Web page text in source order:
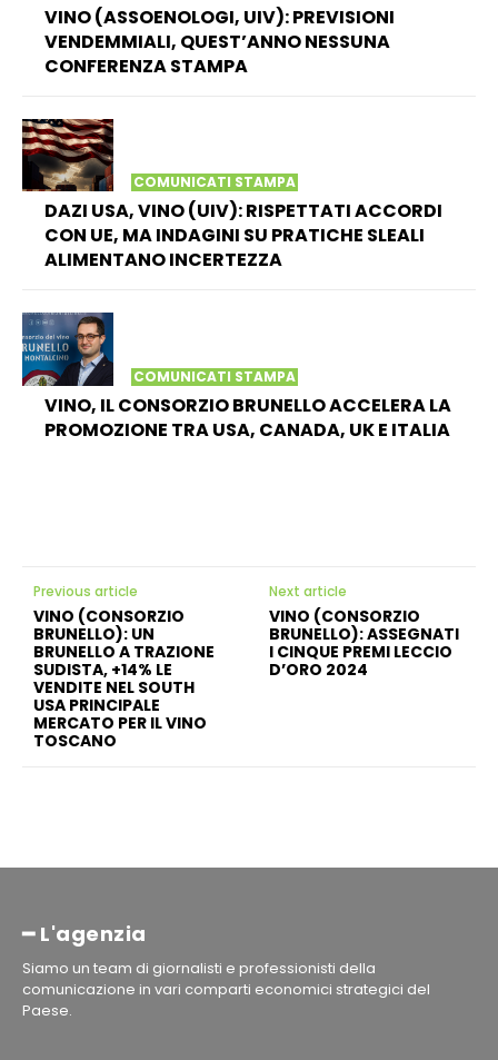
VINO (ASSOENOLOGI, UIV): PREVISIONI
VENDEMMIALI, QUEST’ANNO NESSUNA
CONFERENZA STAMPA
COMUNICATI STAMPA
DAZI USA, VINO (UIV): RISPETTATI ACCORDI
CON UE, MA INDAGINI SU PRATICHE SLEALI
ALIMENTANO INCERTEZZA
COMUNICATI STAMPA
VINO, IL CONSORZIO BRUNELLO ACCELERA LA
PROMOZIONE TRA USA, CANADA, UK E ITALIA
Previous article
VINO (CONSORZIO
BRUNELLO): UN
BRUNELLO A TRAZIONE
SUDISTA, +14% LE
VENDITE NEL SOUTH
USA PRINCIPALE
MERCATO PER IL VINO
TOSCANO
Next article
VINO (CONSORZIO
BRUNELLO): ASSEGNATI
I CINQUE PREMI LECCIO
D’ORO 2024
━ L'agenzia
Siamo un team di giornalisti e professionisti della
comunicazione in vari comparti economici strategici del
Paese.